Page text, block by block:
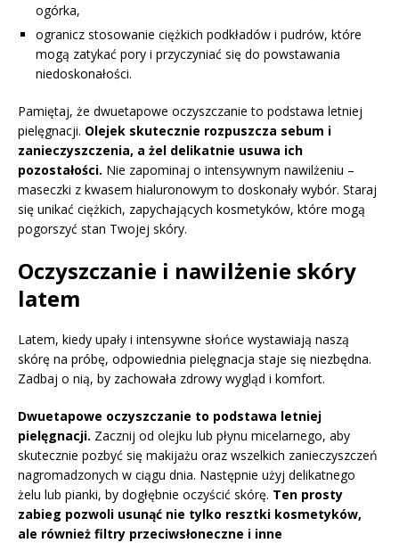
ogórka,
ogranicz stosowanie ciężkich podkładów i pudrów, które
mogą zatykać pory i przyczyniać się do powstawania
niedoskonałości.
Pamiętaj, że dwuetapowe oczyszczanie to podstawa letniej
pielęgnacji. Olejek skutecznie rozpuszcza sebum i
zanieczyszczenia, a żel delikatnie usuwa ich
pozostałości. Nie zapominaj o intensywnym nawilżeniu –
maseczki z kwasem hialuronowym to doskonały wybór. Staraj
się unikać ciężkich, zapychających kosmetyków, które mogą
pogorszyć stan Twojej skóry.
Oczyszczanie i nawilżenie skóry
latem
Latem, kiedy upały i intensywne słońce wystawiają naszą
skórę na próbę, odpowiednia pielęgnacja staje się niezbędna.
Zadbaj o nią, by zachowała zdrowy wygląd i komfort.
Dwuetapowe oczyszczanie to podstawa letniej
pielęgnacji. Zacznij od olejku lub płynu micelarnego, aby
skutecznie pozbyć się makijażu oraz wszelkich zanieczyszczeń
nagromadzonych w ciągu dnia. Następnie użyj delikatnego
żelu lub pianki, by dogłębnie oczyścić skórę. Ten prosty
zabieg pozwoli usunąć nie tylko resztki kosmetyków,
ale również filtry przeciwsłoneczne i inne